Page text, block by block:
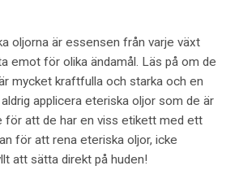
oljorna är essensen från varje växt
emot för olika ändamål. Läs på om de
mycket kraftfulla och starka och en
applicera eteriska oljor som de är
för att de har en viss etikett med ett
för att rena eteriska oljor, icke
att sätta direkt på huden!